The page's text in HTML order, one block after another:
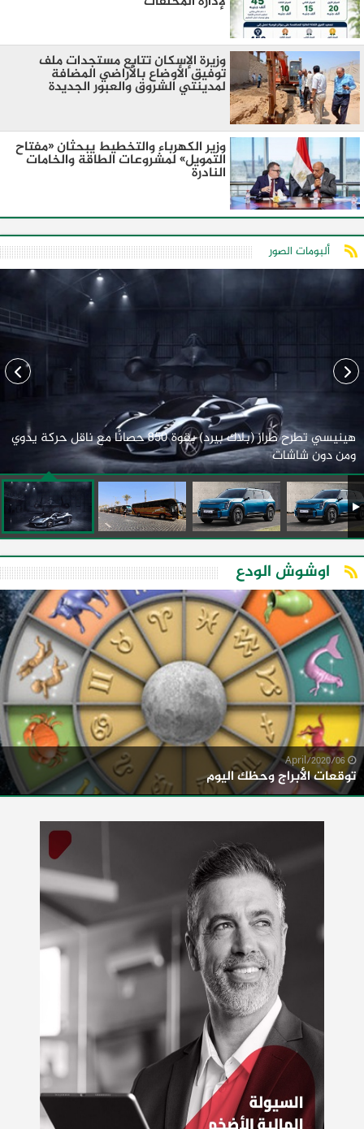
وزيرة الإسكان تتابع مستجدات ملف
توفيق الأوضاع بالأراضي المضافة
لمدينتي الشروق والعبور الجديدة
وزير الكهرباء والتخطيط يبحثان «مفتاح
التمويل» لمشروعات الطاقة والخامات
النادرة
ألبومات الصور
هينيسي تطرح طراز (بلاك بيرد) بقوة 850 حصانًا مع ناقل حركة يدوي
ومن دون شاشات
اوشوش الودع
توقعات الأبراج وحظك اليوم